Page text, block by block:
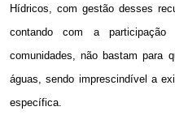
Hídricos, com gestão desses
contando com a
comunidades, não bastam para
águas, sendo imprescindível a
específica.